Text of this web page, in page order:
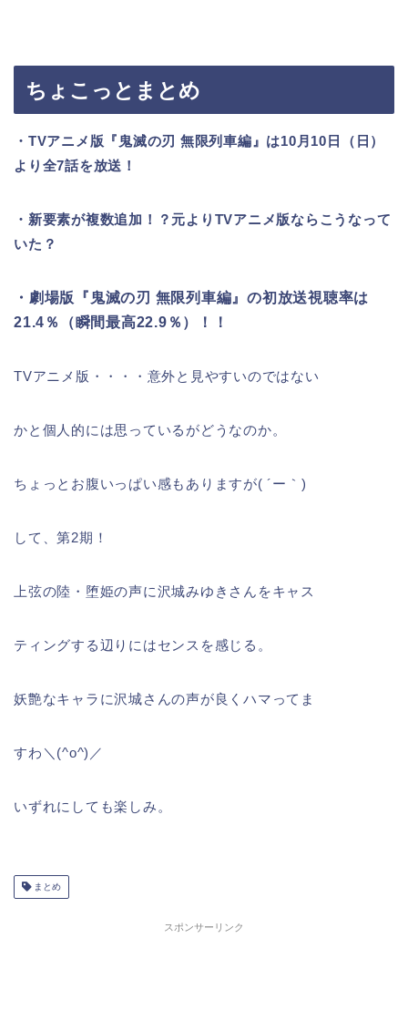
ちょこっとまとめ
・TVアニメ版『鬼滅の刃 無限列車編』は10月10日（日）
より全7話を放送！
・新要素が複数追加！？元よりTVアニメ版ならこうなって
いた？
・劇場版『鬼滅の刃 無限列車編』の初放送視聴率は
21.4％（瞬間最高22.9％）！！
TVアニメ版・・・・意外と見やすいのではない
かと個人的には思っているがどうなのか。
ちょっとお腹いっぱい感もありますが( ´ー｀)
して、第2期！
上弦の陸・堕姫の声に沢城みゆきさんをキャス
ティングする辺りにはセンスを感じる。
妖艶なキャラに沢城さんの声が良くハマってま
すわ＼(^o^)／
いずれにしても楽しみ。
まとめ
スポンサーリンク